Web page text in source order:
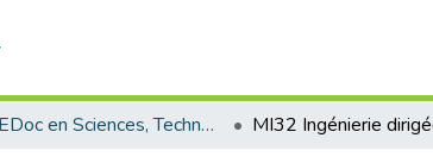
CEDoc en Sciences, Technologies, Ingénierie et Santé